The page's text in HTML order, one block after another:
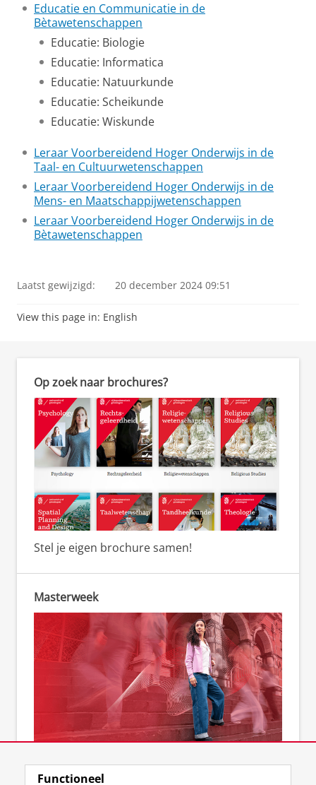
Educatie en Communicatie in de
Bètawetenschappen
Educatie: Biologie
Educatie: Informatica
Educatie: Natuurkunde
Educatie: Scheikunde
Educatie: Wiskunde
Leraar Voorbereidend Hoger Onderwijs in de
Taal- en Cultuurwetenschappen
Leraar Voorbereidend Hoger Onderwijs in de
Mens- en Maatschappijwetenschappen
Leraar Voorbereidend Hoger Onderwijs in de
Bètawetenschappen
Laatst gewijzigd: 20 december 2024 09:51
View this page in: English
Op zoek naar brochures?
Stel je eigen brochure samen!
Masterweek
Kom naar de Masterweek
Functioneel